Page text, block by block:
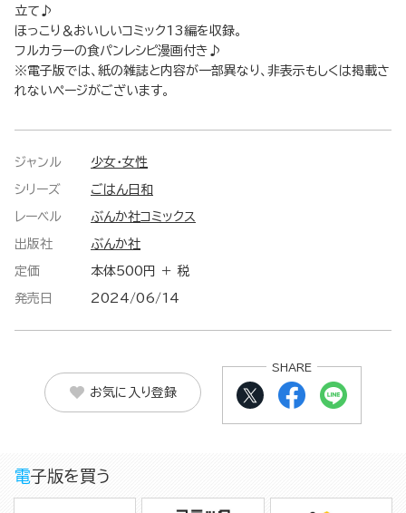
立て♪
ほっこり＆おいしいコミック13編を収録。
フルカラーの食パンレシピ漫画付き♪
※電子版では、紙の雑誌と内容が一部異なり、非表示もしくは掲載さ
れないページがございます。
ジャンル 少女・女性
シリーズ ごはん日和
レーベル ぶんか社コミックス
出版社 ぶんか社
定価 本体500円 ＋ 税
発売日 2024/06/14
お気に入り登録
SHARE
電子版を買う